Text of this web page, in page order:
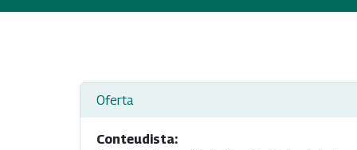
Oferta
Conteudista: